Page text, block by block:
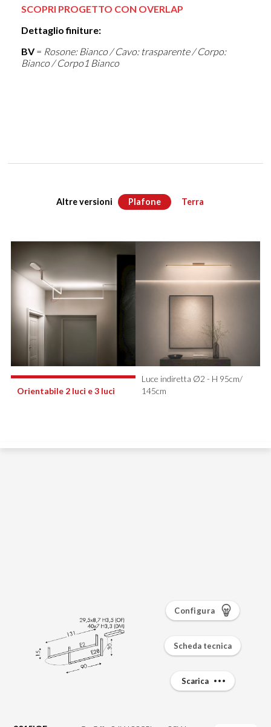
SCOPRI PROGETTO CON OVERLAP
Dettaglio finiture:
BV= Rosone: Bianco / Cavo: trasparente / Corpo:
Bianco / Corpo1 Bianco
Configura
Scheda tecnica
Scarica